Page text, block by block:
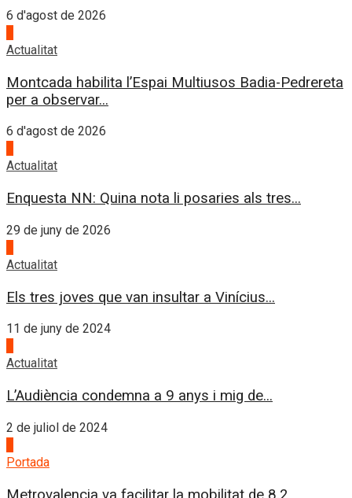
6 d'agost de 2026
Actualitat
Montcada habilita l’Espai Multiusos Badia-Pedrereta
per a observar...
6 d'agost de 2026
Actualitat
Enquesta NN: Quina nota li posaries als tres...
29 de juny de 2026
Actualitat
Els tres joves que van insultar a Vinícius...
11 de juny de 2024
Actualitat
L’Audiència condemna a 9 anys i mig de...
2 de juliol de 2024
Portada
Metrovalencia va facilitar la mobilitat de 8,2